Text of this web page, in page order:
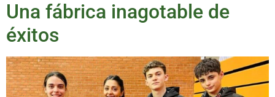
Una fábrica inagotable de
éxitos